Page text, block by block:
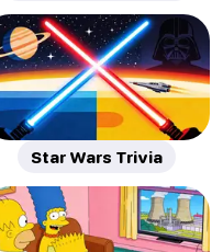
Star Wars Trivia